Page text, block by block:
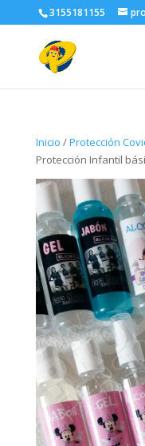
3155181155
Inicio /Protección
Protección Infantil